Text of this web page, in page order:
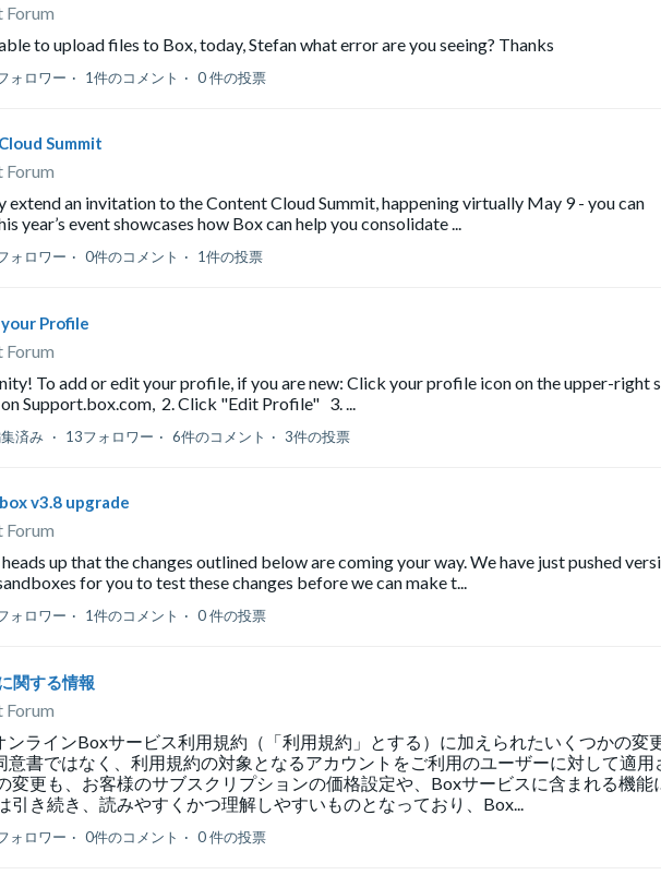
Forum
to upload files to Box, today, Stefan what error are you seeing? Thanks
ォロワー 1件のコメント 0 件の投票
Summit
Forum
extend an invitation to the Content Cloud Summit, happening virtually May 9 - you can
year’s event showcases how Box can help you consolidate ...
ォロワー 0件のコメント 1件の投票
Profile
Forum
To add or edit your profile, if you are new: Click your profile icon on the upper-right
Support.box.com, 2. Click "Edit Profile" 3. ...
済み 13フォロワー 6件のコメント 3件の投票
v3.8 upgrade
Forum
up that the changes outlined below are coming your way. We have just pushed
for you to test these changes before we can make t...
ォロワー 1件のコメント 0 件の投票
関する情報
Forum
ンラインBoxサービス利用規約（「利用規約」とする）に加えられたいくつかの変
意書ではなく、利用規約の対象となるアカウントをご利用のユーザーに対して適用
変更も、お客様のサブスクリプションの価格設定や、Boxサービスに含まれる機能
引き続き、読みやすくかつ理解しやすいものとなっており、Box...
ォロワー 0件のコメント 0 件の投票